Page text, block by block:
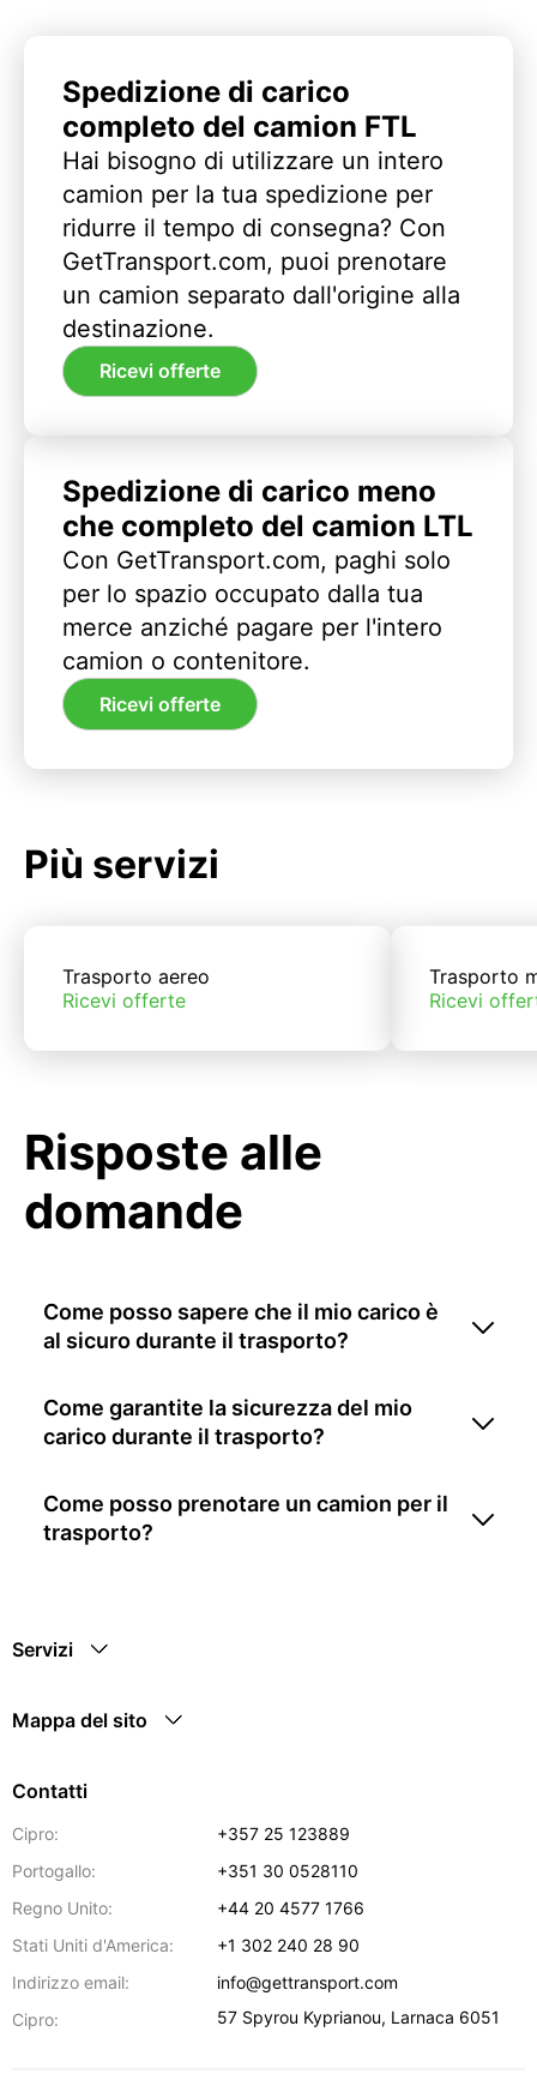
Spedizione di carico
completo del camion FTL
Hai bisogno di utilizzare un intero
camion per la tua spedizione per
ridurre il tempo di consegna? Con
GetTransport.com, puoi prenotare
un camion separato dall'origine alla
destinazione.
Ricevi offerte
Spedizione di carico meno
che completo del camion LTL
Con GetTransport.com, paghi solo
per lo spazio occupato dalla tua
merce anziché pagare per l'intero
camion o contenitore.
Ricevi offerte
Più servizi
Trasporto aereo
Ricevi offerte
Trasporto
Ricevi
Risposte alle
domande
Come posso sapere che il mio carico è
al sicuro durante il trasporto?
Come garantite la sicurezza del mio
carico durante il trasporto?
Come posso prenotare un camion per il
trasporto?
Servizi
Mappa del sito
Contatti
Cipro:
+357 25 123889
Portogallo:
+351 30 0528110
Regno Unito:
+44 20 4577 1766
Stati Uniti d'America:
+1 302 240 28 90
Indirizzo email:
info@gettransport.com
Cipro:
57 Spyrou Kyprianou, Larnaca 6051